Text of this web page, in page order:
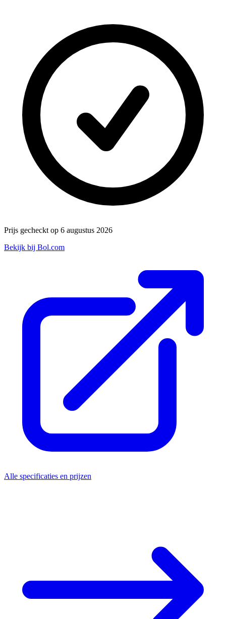
Prijs gecheckt op 6 augustus 2026
Bekijk bij Bol.com
Alle specificaties en prijzen